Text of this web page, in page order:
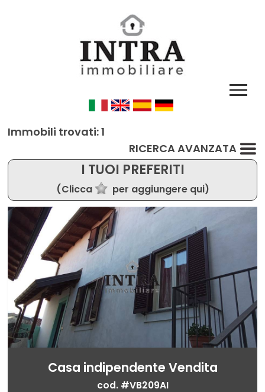
Immobili trovati: 1
RICERCA AVANZATA
I TUOI PREFERITI
(Clicca per aggiungere qui)
Casa indipendente Vendita
cod. #VB209AI